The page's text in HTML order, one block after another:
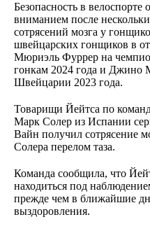
Безопасность в велоспорте
вниманием после
сотрясений мозга у
швейцарских гонщиков в
Мюриэль Фуррер на
гонкам 2024 года и Джино
Швейцарии 2023 года.
Товарищи Йейтса по
Марк Солер из Испании
Вайн получил сотрясение
Солера перелом таза.
Команда сообщила, что
находиться под
прежде чем в ближайшие
выздоровления.